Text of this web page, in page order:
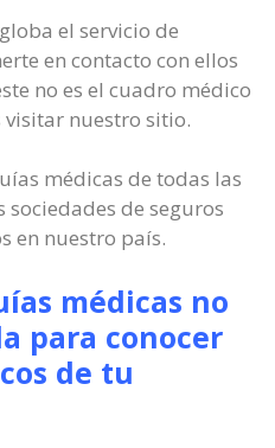
el servicio de
en contacto con ellos
no es el cuadro médico
nuestro sitio.
médicas de todas las
de seguros
en nuestro país.
médicas no
para conocer
de tu